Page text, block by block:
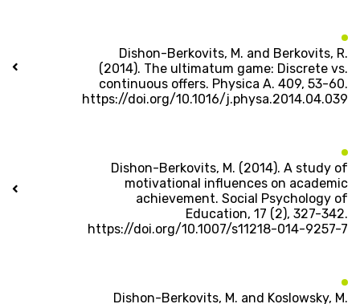
Dishon-Berkovits, M. and Berkovits, R.
(2014). The ultimatum game: Discrete vs.
continuous offers. Physica A. 409, 53-60.
https://doi.org/10.1016/j.physa.2014.04.039
Dishon-Berkovits, M. (2014). A study of
motivational influences on academic
achievement. Social Psychology of
Education, 17 (2), 327-342.
https://doi.org/10.1007/s11218-014-9257-7
Dishon-Berkovits, M. and Koslowsky, M.